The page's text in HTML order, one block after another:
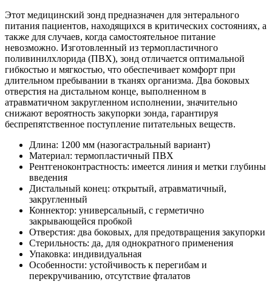
Этот медицинский зонд предназначен для энтерального
питания пациентов, находящихся в критических состояниях, а
также для случаев, когда самостоятельное питание
невозможно. Изготовленный из термопластичного
поливинилхлорида (ПВХ), зонд отличается оптимальной
гибкостью и мягкостью, что обеспечивает комфорт при
длительном пребывании в тканях организма. Два боковых
отверстия на дистальном конце, выполненном в
атравматичном закругленном исполнении, значительно
снижают вероятность закупорки зонда, гарантируя
беспрепятственное поступление питательных веществ.
Длина: 1200 мм (назогастральный вариант)
Материал: термопластичный ПВХ
Рентгеноконтрастность: имеется линия и метки глубины
введения
Дистальный конец: открытый, атравматичный,
закругленный
Коннектор: универсальный, с герметично
закрывающейся пробкой
Отверстия: два боковых, для предотвращения закупорки
Стерильность: да, для однократного применения
Упаковка: индивидуальная
Особенности: устойчивость к перегибам и
перекручиванию, отсутствие фталатов